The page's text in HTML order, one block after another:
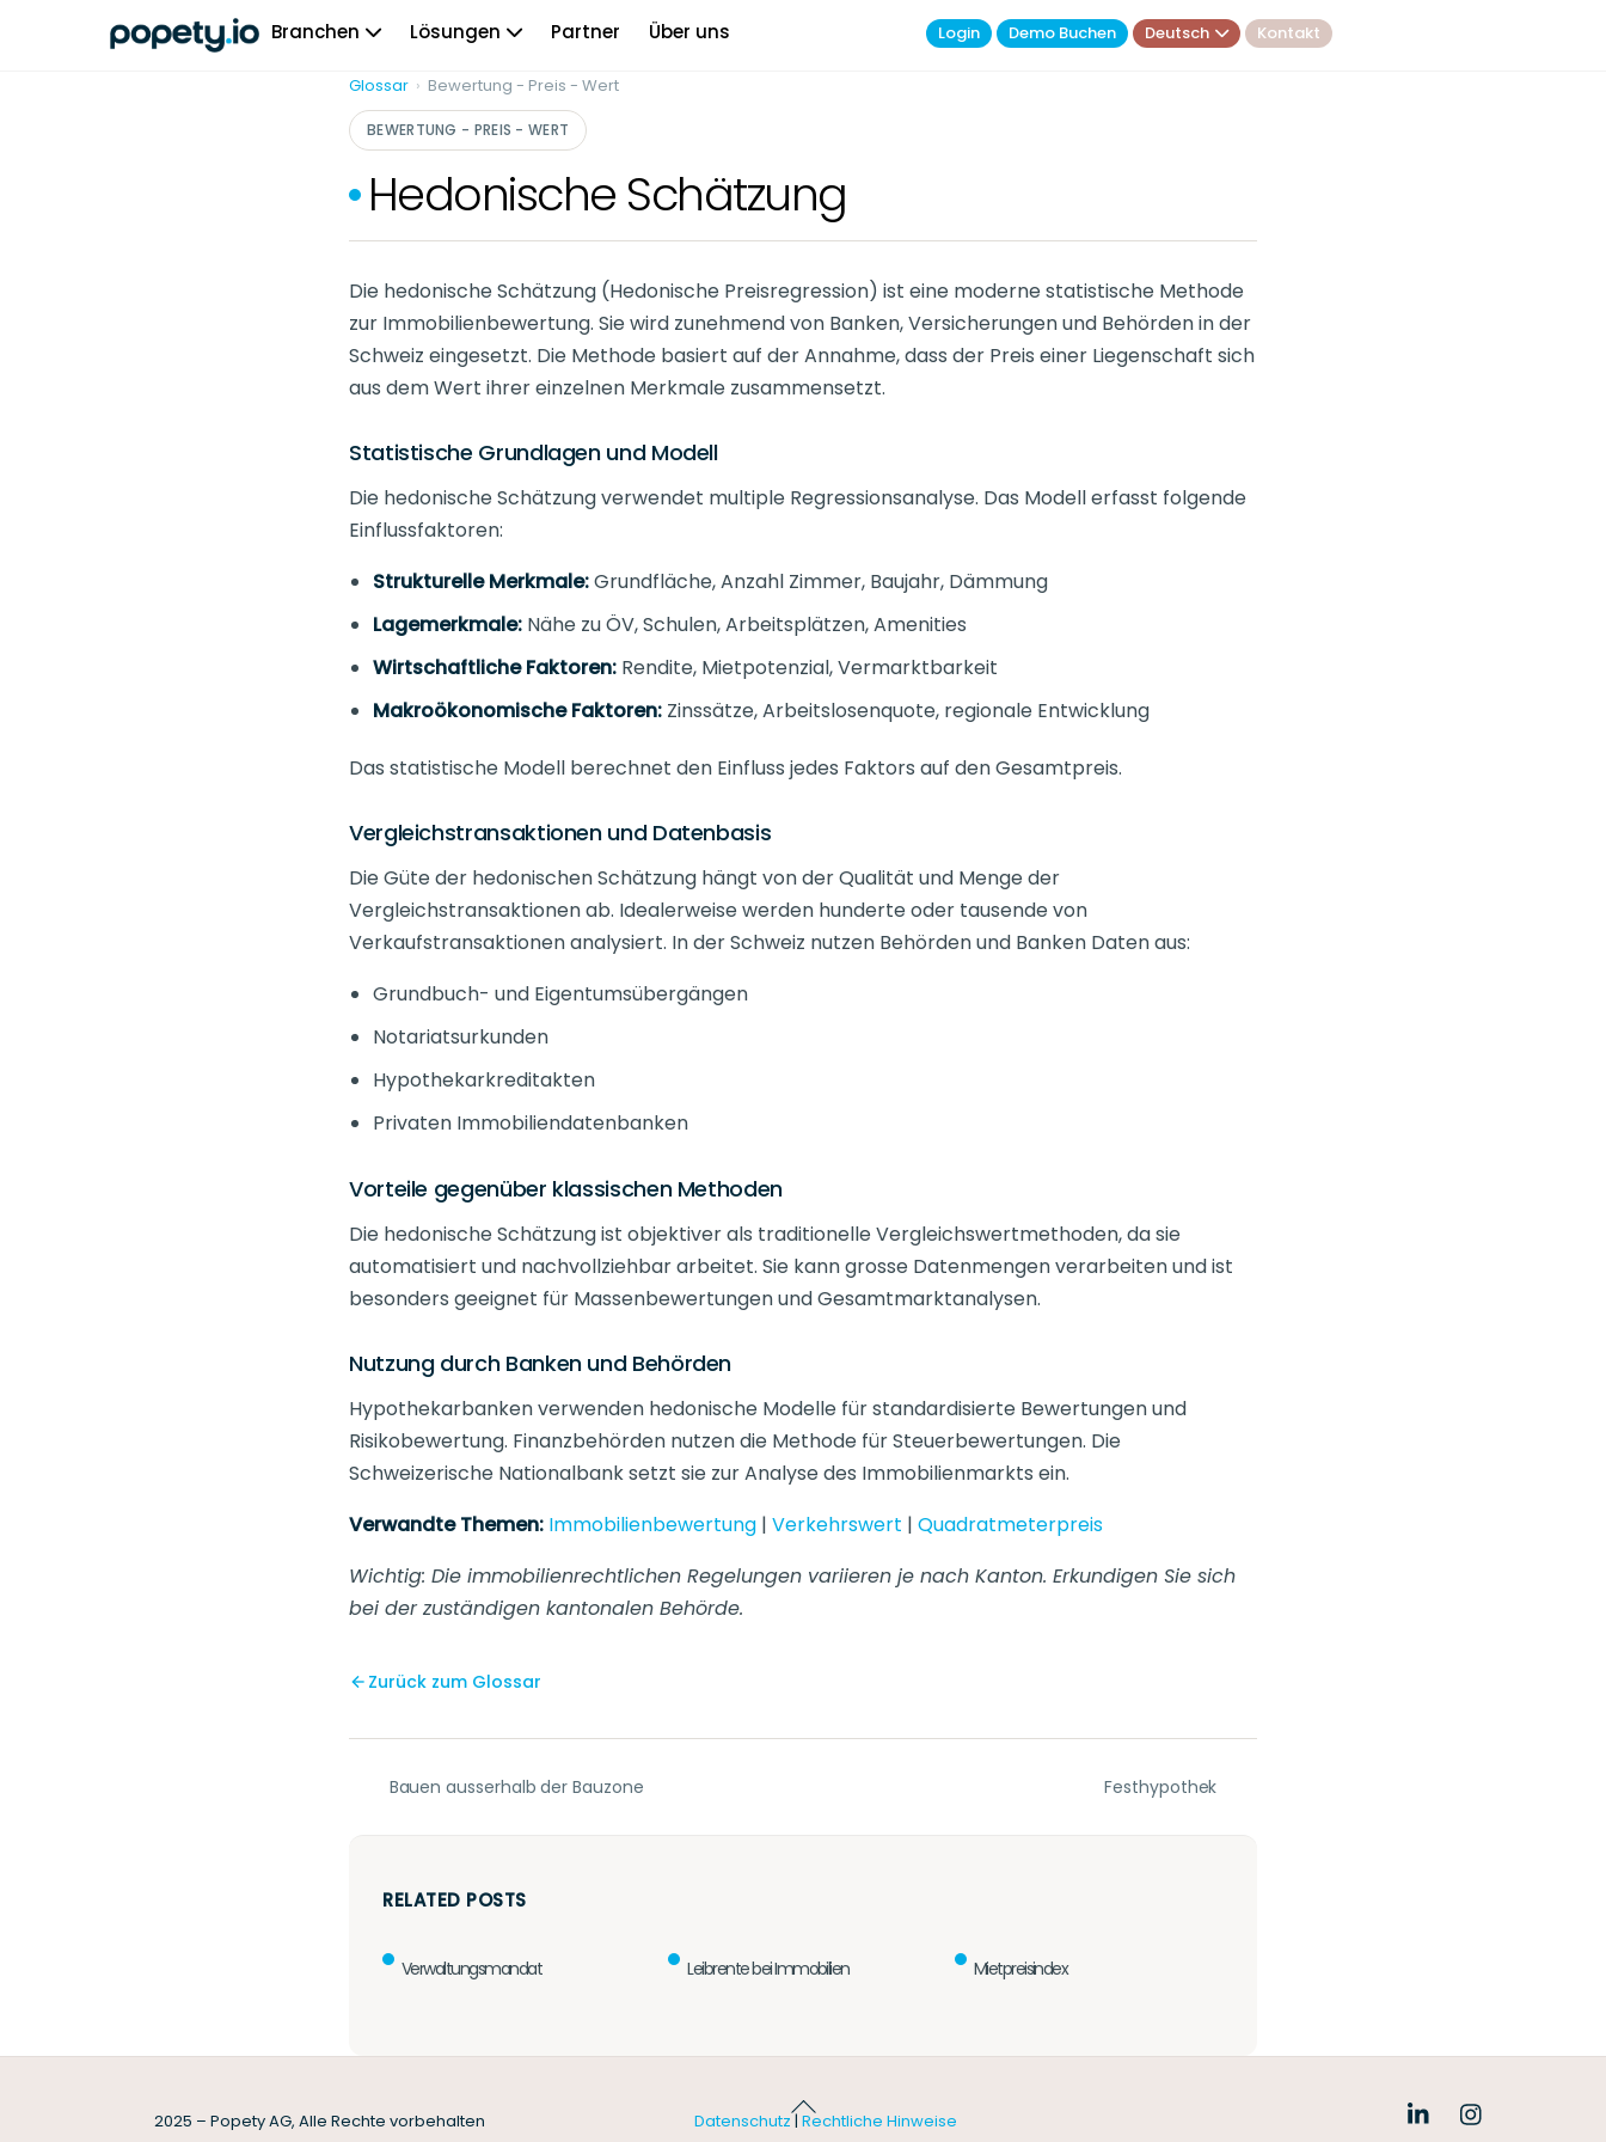
Branchen Lösungen Partner Über uns Login Demo Buchen Deutsch Kontakt
Glossar › Bewertung - Preis - Wert
BEWERTUNG - PREIS - WERT
Hedonische Schätzung
Die hedonische Schätzung (Hedonische Preisregression) ist eine moderne statistische Methode
zur Immobilienbewertung. Sie wird zunehmend von Banken, Versicherungen und Behörden in der
Schweiz eingesetzt. Die Methode basiert auf der Annahme, dass der Preis einer Liegenschaft sich
aus dem Wert ihrer einzelnen Merkmale zusammensetzt.
Statistische Grundlagen und Modell
Die hedonische Schätzung verwendet multiple Regressionsanalyse. Das Modell erfasst folgende
Einflussfaktoren:
Strukturelle Merkmale:Grundfläche, Anzahl Zimmer, Baujahr, Dämmung
Lagemerkmale: Nähe zu ÖV, Schulen, Arbeitsplätzen, Amenities
Wirtschaftliche Faktoren: Rendite, Mietpotenzial, Vermarktbarkeit
Makroökonomische Faktoren: Zinssätze, Arbeitslosenquote, regionale Entwicklung
Das statistische Modell berechnet den Einfluss jedes Faktors auf den Gesamtpreis.
Vergleichstransaktionen und Datenbasis
Die Güte der hedonischen Schätzung hängt von der Qualität und Menge der
Vergleichstransaktionen ab. Idealerweise werden hunderte oder tausende von
Verkaufstransaktionen analysiert. In der Schweiz nutzen Behörden und Banken Daten aus:
Grundbuch- und Eigentumsübergängen
Notariatsurkunden
Hypothekarkreditakten
Privaten Immobiliendatenbanken
Vorteile gegenüber klassischen Methoden
Die hedonische Schätzung ist objektiver als traditionelle Vergleichswertmethoden, da sie
automatisiert und nachvollziehbar arbeitet. Sie kann grosse Datenmengen verarbeiten und ist
besonders geeignet für Massenbewertungen und Gesamtmarktanalysen.
Nutzung durch Banken und Behörden
Hypothekarbanken verwenden hedonische Modelle für standardisierte Bewertungen und
Risikobewertung. Finanzbehörden nutzen die Methode für Steuerbewertungen. Die
Schweizerische Nationalbank setzt sie zur Analyse des Immobilienmarkts ein.
Verwandte Themen: Immobilienbewertung | Verkehrswert | Quadratmeterpreis
Wichtig: Die immobilienrechtlichen Regelungen variieren je nach Kanton. Erkundigen Sie sich
bei der zuständigen kantonalen Behörde.
Zurück zum Glossar
Bauen ausserhalb der Bauzone Festhypothek
RELATED POSTS
Verwaltungsmandat Leibrente bei Immobilien Mietpreisindex
Back
To
2025 – Popety AG, Alle Rechte vorbehalten Datenschutz| Rechtliche Hinweise